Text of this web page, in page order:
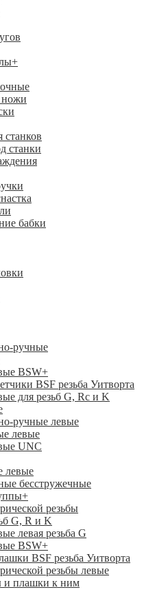
+
ножи
станков
станки
бабки
ручные
BSW+
BSF резьба Уитворта
для резьб G, Rc и K
ручные левые
левые
UNC
левые
бесстружечные
+
резьбы
G, R и K
левая резьба G
BSW+
BSF резьба Уитворта
резьбы левые
и плашки к ним